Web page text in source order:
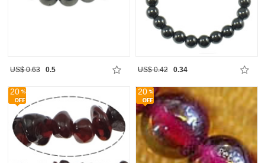
US$ 0.63 0.5 US$ 0.42 0.34
20 20